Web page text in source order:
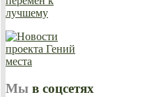
Мы в соцсетях